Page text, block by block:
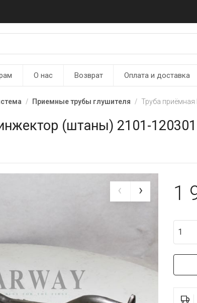
О нас Возврат Оплата и доставка
Приемные трубы глушителя Труба
(штаны) 2101-
1